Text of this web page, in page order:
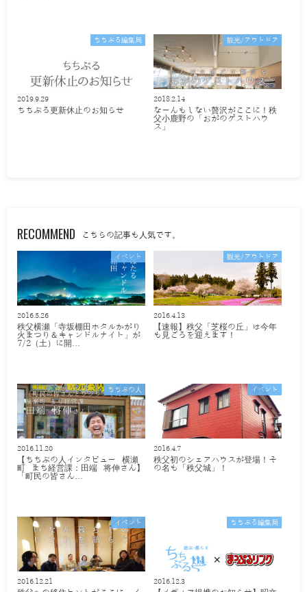
ちちぶる編集局
2019.9.29
ちちぶる更新休止のお知らせ
観光/アウトドア
2018.2.14
なーんもしない贅沢がここに！秩
父小鹿野の「おがのゲストハウ
ス」
RECOMMEND こちらの記事も人気です。
イベント
2016.5.26
秩父横瀬「寺坂棚田ホタルかがり
火まつり＆キャンドルナイト」が
7/2（土）に開…
観光/アウトドア
2016.4.13
【速報】秩父「芝桜の丘」は今年
も見ごろを迎えます！
ちちぶの人
2016.11.20
【ちちぶの人インタビュー 横瀬
町 まち経営課：田端 将伸さん】
「町民の皆さん…
イベント
2016.4.7
秩父初のシェアハウスが登場！そ
の名も「秩父城」！
イベント
2016.12.21
ちちぶる編集局
2016.12.3